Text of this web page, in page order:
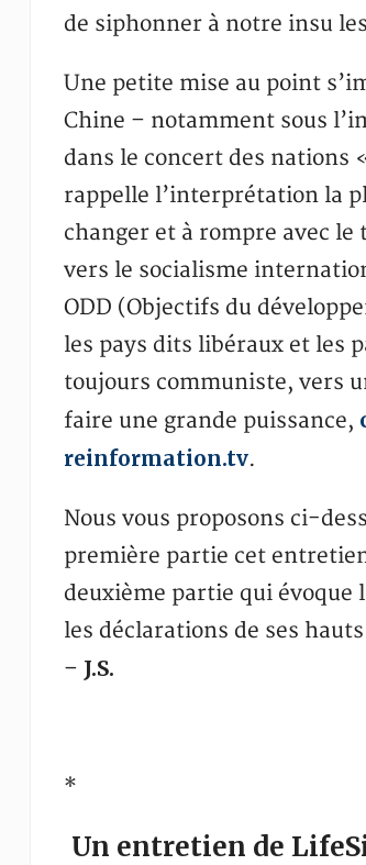
de siphonner à notre insu
Une petite mise au point
Chine – notamment sous
dans le concert des nations
rappelle l’interprétation la
changer et à rompre avec
vers le socialisme
ODD (Objectifs du
les pays dits libéraux et les
toujours communiste, vers
faire une grande puissance,
reinformation.tv.
Nous vous proposons ci-
première partie cet
deuxième partie qui évoque
les déclarations de ses
– J.S.
*
Un entretien de